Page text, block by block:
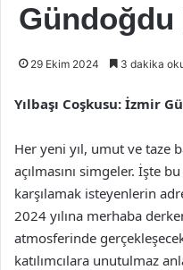
Gündoğdu
29 Ekim 2024 3 dakika
Yılbaşı Coşkusu: İzmir
Her yeni yıl, umut ve taze
açılmasını simgeler. İşte
karşılamak isteyenlerin
2024 yılına merhaba
atmosferinde
katılımcılara unutulmaz